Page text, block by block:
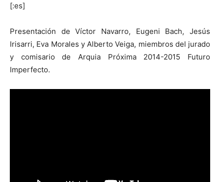
[:es]
Presentación de Víctor Navarro, Eugeni Bach, Jesús
Irisarri, Eva Morales y Alberto Veiga, miembros del jurado
y comisario de Arquia Próxima 2014-2015 Futuro
Imperfecto.